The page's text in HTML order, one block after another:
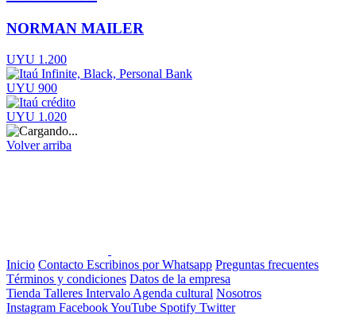
NORMAN MAILER
UYU 1.200
UYU 900
UYU 1.020
Volver arriba
Inicio Contacto Escribinos por Whatsapp Preguntas frecuentes
Términos y condiciones Datos de la empresa
Tienda Talleres Intervalo Agenda cultural Nosotros
Instagram FacebookYouTube Spotify Twitter